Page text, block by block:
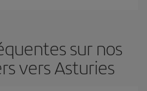
sur nos
vers Asturies